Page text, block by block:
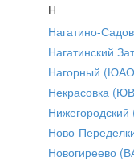
Н
Нагатино-
Нагатинский
Нагорный
Некрасовка
Ново-
Новогиреево